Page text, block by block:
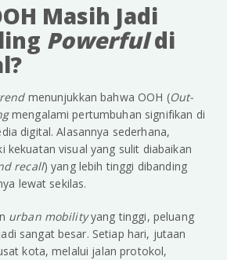
Masih Jadi
Powerfuldi
menunjukkan bahwa OOH (Out-
mengalami pertumbuhan signifikan di
digital. Alasannya sederhana,
kekuatan visual yang sulit diabaikan
recall) yang lebih tinggi dibanding
lewat sekilas.
urban mobilityyang tinggi, peluang
sangat besar. Setiap hari, jutaan
kota, melalui jalan protokol,